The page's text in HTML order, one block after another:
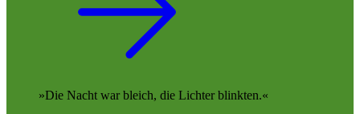
Die Nacht war bleich, die Lichter blinkten.